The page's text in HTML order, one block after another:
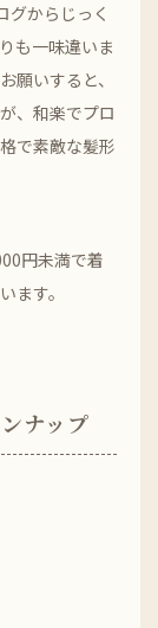
グからじっく
も一味違いま
願いすると、
、和楽でプロ
で素敵な髪形
円未満で着
ます。
ナップ